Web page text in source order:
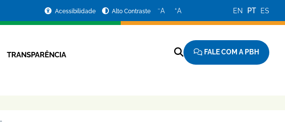
Acessibilidade Alto Contraste −A +A EN PT ES
TRANSPARÊNCIA FALE COM A PBH